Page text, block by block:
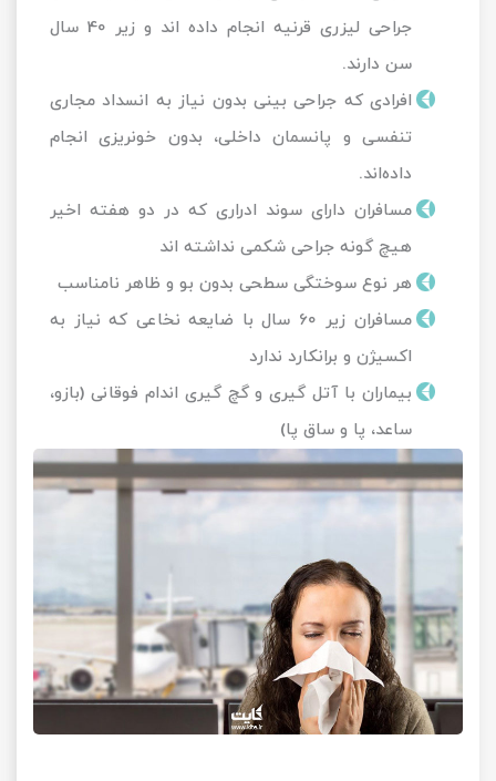
جراحی لیزری قرنیه انجام داده اند و زیر 40 سال
سن دارند.
افرادی که جراحی بینی بدون نیاز به انسداد مجاری
تنفسی و پانسمان داخلی، بدون خونریزی انجام
داده‌اند.
مسافران دارای سوند ادراری که در دو هفته اخیر
هیچ گونه جراحی شکمی نداشته اند
هر نوع سوختگی سطحی بدون بو و ظاهر نامناسب
مسافران زیر 60 سال با ضایعه نخاعی که نیاز به
اکسیژن و برانکارد ندارد
بیماران با آتل گیری و گچ گیری اندام فوقانی (بازو،
ساعد، پا و ساق پا)